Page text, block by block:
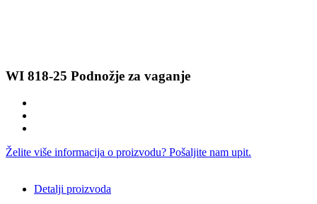
WI 818-25 Podnožje za vaganje
Želite više informacija o proizvodu? Pošaljite nam upit.
Detalji proizvoda